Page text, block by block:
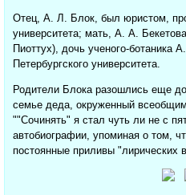
Отец, А. Л. Блок, был юристом,
университета; мать, А. А.
Пиоттух), дочь ученого-ботаника
Петербургского университета.
Родители Блока разошлись еще
семье деда, окруженный
""Сочинять" я стал чуть ли не с
автобиографии, упоминая о том,
постоянные приливы "лирических